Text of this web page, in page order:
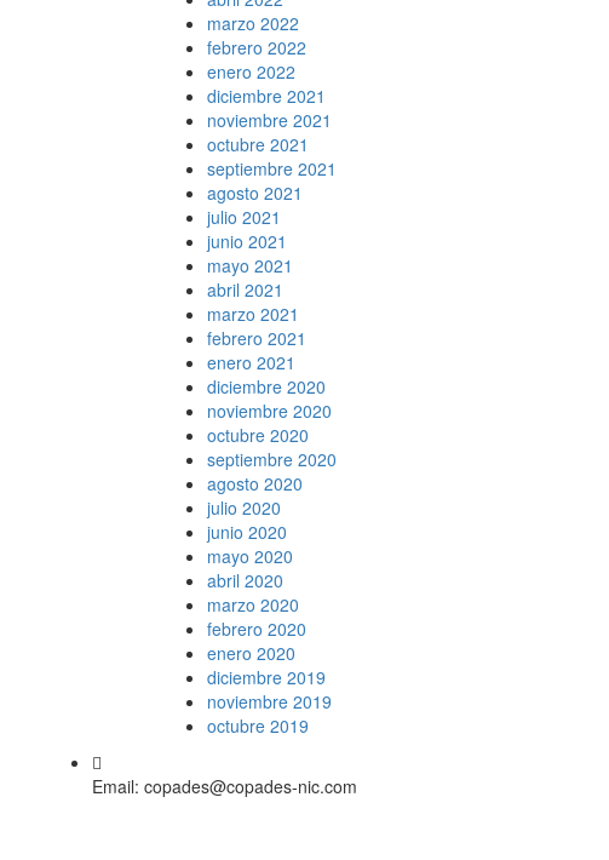
marzo 2022
febrero 2022
enero 2022
diciembre 2021
noviembre 2021
octubre 2021
septiembre 2021
agosto 2021
julio 2021
junio 2021
mayo 2021
abril 2021
marzo 2021
febrero 2021
enero 2021
diciembre 2020
noviembre 2020
octubre 2020
septiembre 2020
agosto 2020
julio 2020
junio 2020
mayo 2020
abril 2020
marzo 2020
febrero 2020
enero 2020
diciembre 2019
noviembre 2019
octubre 2019
Email: copades@copades-nic.com